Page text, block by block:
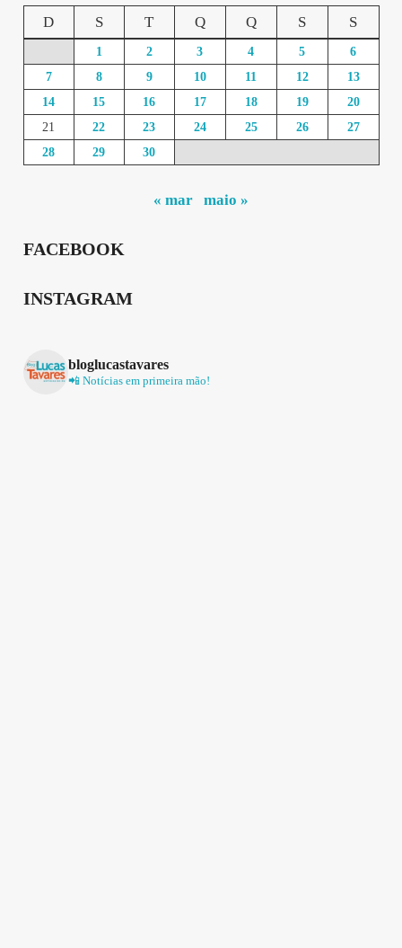
D S T Q Q S S
1 2 3 4 5
6
7
8 9 10 11 12
13
14
15 16 17 18 19
20
21
22 23 24 25 26
27
28
29 30
« mar maio »
FACEBOOK
INSTAGRAM
bloglucastavares
📲 Notícias em primeira mão!